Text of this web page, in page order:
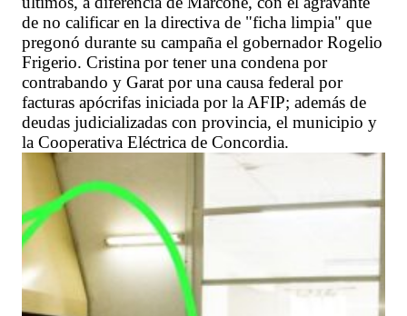
de no calificar en la directiva de "ficha limpia" que
pregonó durante su campaña el gobernador Rogelio
Frigerio. Cristina por tener una condena por
contrabando y Garat por una causa federal por
facturas apócrifas iniciada por la AFIP; además de
deudas judicializadas con provincia, el municipio y
la Cooperativa Eléctrica de Concordia.